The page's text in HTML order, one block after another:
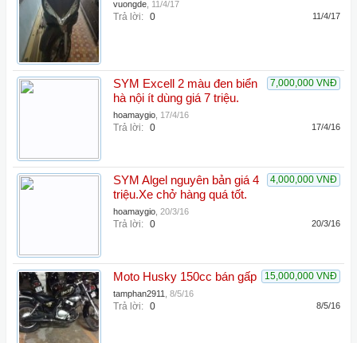
vuongde 11/4/17
Trả lời: 0 11/4/17
7,000,000 VNĐ
SYM Excell 2 màu đen biển
hà nội ít dùng giá 7 triệu.
hoamaygio 17/4/16
Trả lời: 0 17/4/16
4,000,000 VNĐ
SYM Algel nguyên bản giá 4
triệu.Xe chở hàng quá tốt.
hoamaygio 20/3/16
Trả lời: 0 20/3/16
15,000,000 VNĐ
Moto Husky 150cc bán gấp
tamphan2911 8/5/16
Trả lời: 0 8/5/16